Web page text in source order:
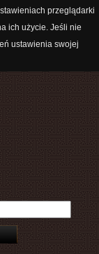
przeglądarki
ich użycie. Jeśli nie
ustawienia swojej